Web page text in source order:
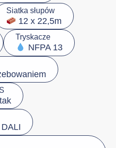
Siatka słupów
12 x 22,5m
Tryskacze
NFPA 13
tak